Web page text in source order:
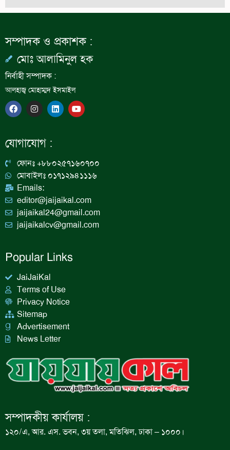
সম্পাদক ও প্রকাশক :
মোঃ আলামিনুল হক
নির্বাহী সম্পাদক :
আলহাজ্ব মোহাম্মদ ইসমাইল
F
a
c
b
o
I
n
s
a
g
a
m
L
i
n
n
Y
o
u
যোগাযোগ :
ফোনঃ +৮৮০২৫৭১৬০৭০০
মোবাইলঃ ০১৭১২৯৪১১১৬
Emails:
editor@jaijaikal.com
jaijaikal24@gmail.com
jaijaikalcv@gmail.com
Popular Links
JaiJaiKal
Terms of Use
Privacy Notice
Sitemap
Advertisement
News Letter
সম্পাদকীয় কার্যালয় :
১২০/এ, আর. এস. ভবন, ৩য় তলা, মতিঝিল, ঢাকা – ১০০০।